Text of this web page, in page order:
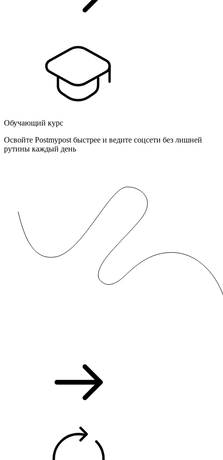
Обучающий курс
Освойте Postmypost быстрее и ведите соцсети без лишней
рутины каждый день